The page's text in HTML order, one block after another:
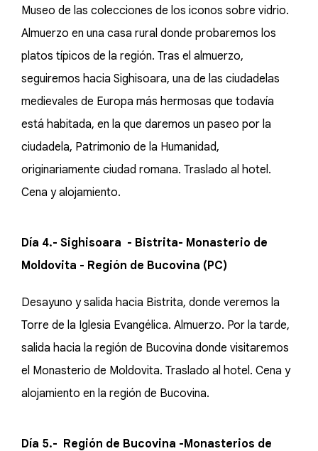
Museo de las colecciones de los iconos sobre vidrio.
Almuerzo en una casa rural donde probaremos los
platos típicos de la región. Tras el almuerzo,
seguiremos hacia Sighisoara, una de las ciudadelas
medievales de Europa más hermosas que todavía
está habitada, en la que daremos un paseo por la
ciudadela, Patrimonio de la Humanidad,
originariamente ciudad romana. Traslado al hotel.
Cena y alojamiento.
Día 4.- Sighisoara - Bistrita- Monasterio de
Moldovita - Región de Bucovina (PC)
Desayuno y salida hacia Bistrita, donde veremos la
Torre de la Iglesia Evangélica. Almuerzo. Por la tarde,
salida hacia la región de Bucovina donde visitaremos
el Monasterio de Moldovita. Traslado al hotel. Cena y
alojamiento en la región de Bucovina.
Día 5.- Región de Bucovina -Monasterios de